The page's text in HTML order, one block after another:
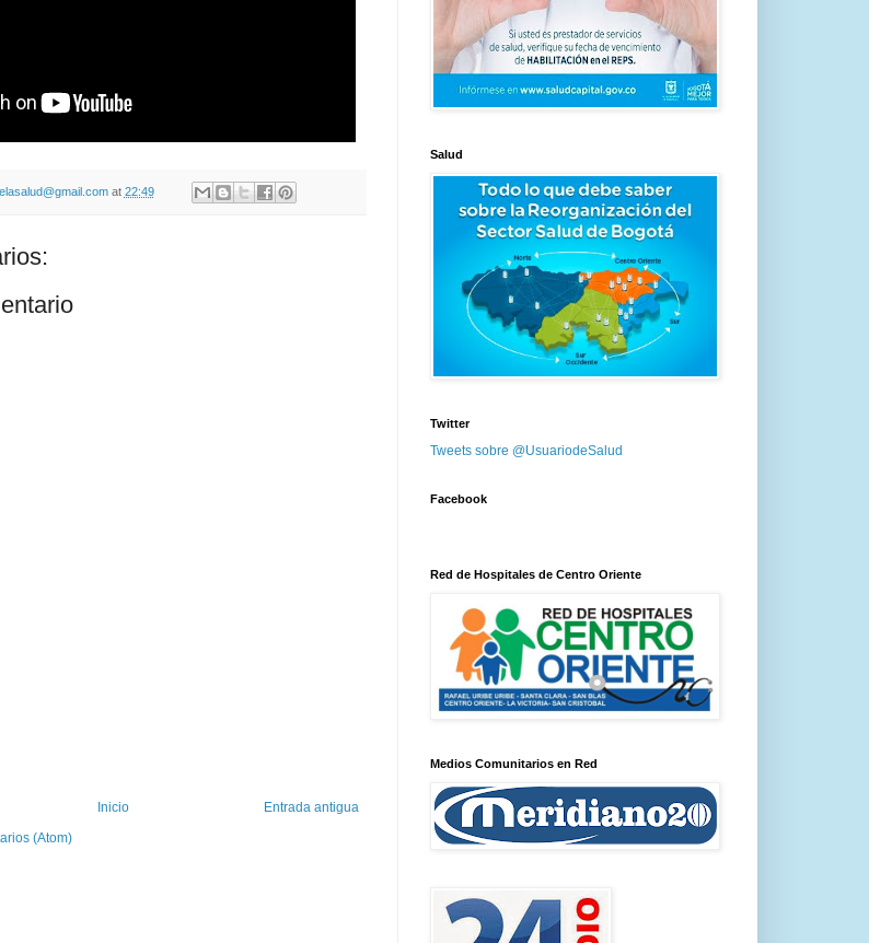
at 22:49
Entrada antigua
Inicio
(Atom)
Salud
Twitter
Tweets sobre @UsuariodeSalud
Facebook
Red de Hospitales de Centro Oriente
Medios Comunitarios en Red